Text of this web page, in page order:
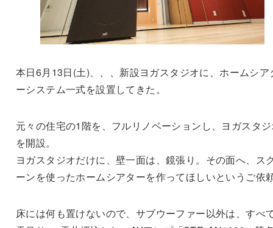
本日6月13日(土)、、、新設ヨガスタジオに、ホームシア
ーシステム一式を設置してきた。
元々の住宅の1階を、フルリノベーションし、ヨガスタ
を開設。
ヨガスタジオだけに、壁一面は、鏡張り。その面へ、ス
ーンを使ったホームシアターを作ってほしいというご依
床には何も置けないので、サブウーファー以外は、すべ